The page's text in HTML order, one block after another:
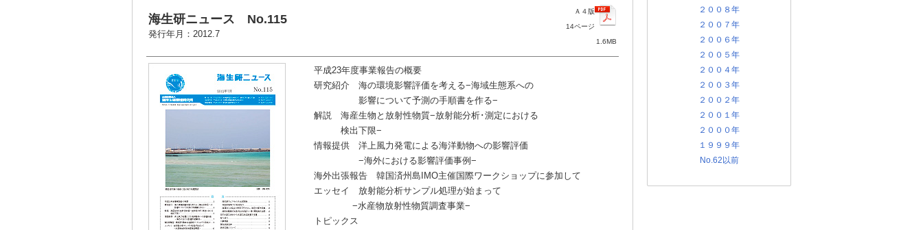
海生研ニュース No.115
発行年月：2012.7
Ａ４版
14ページ
1.6MB
平成23年度事業報告の概要
研究紹介 海の環境影響評価を考える−海域生態系への
影響について予測の手順書を作る−
解説 海産生物と放射性物質−放射能分析･測定における
検出下限−
情報提供 洋上風力発電による海洋動物への影響評価
−海外における影響評価事例−
海外出張報告 韓国済州島IMO主催国際ワークショップに参加して
エッセイ 放射能分析サンプル処理が始まって
−水産物放射性物質調査事業−
トピックス
２００８年
２００７年
２００６年
２００５年
２００４年
２００３年
２００２年
２００１年
２０００年
１９９９年
No.62以前